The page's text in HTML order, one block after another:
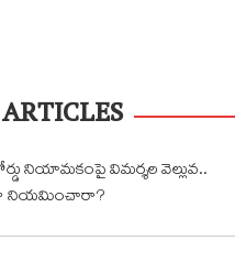
నియామకంపై విమర్శల వెల్లువ..
నియమించారా?